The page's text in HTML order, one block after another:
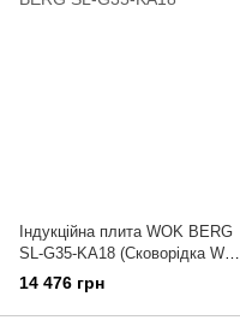
Індукційна плита WOK BERG
SL-G35-KA18 (Сковорідка WOK
в подарунок)
14 476 грн